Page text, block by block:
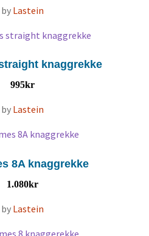
by Lastein
knaggrekke
995kr
by Lastein
8A knaggrekke
1.080kr
by Lastein